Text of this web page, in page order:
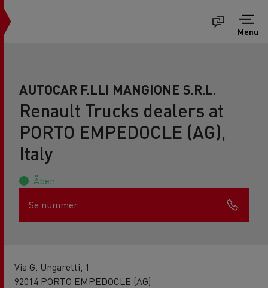
Menu
AUTOCAR F.LLI MANGIONE S.R.L.
Renault Trucks dealers at
PORTO EMPEDOCLE (AG),
Italy
Åben
Se nummer
Via G. Ungaretti, 1
92014 PORTO EMPEDOCLE (AG)